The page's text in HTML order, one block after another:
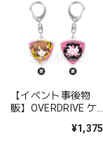
【イベント事後物
販】OVERDRIVE ケ
¥1,375